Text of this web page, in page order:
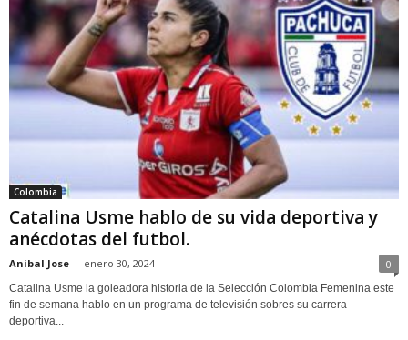
Colombia
Catalina Usme hablo de su vida deportiva y
anécdotas del futbol.
Anibal Jose - enero 30, 2024 0
Catalina Usme la goleadora historia de la Selección Colombia Femenina este
fin de semana hablo en un programa de televisión sobres su carrera
deportiva...